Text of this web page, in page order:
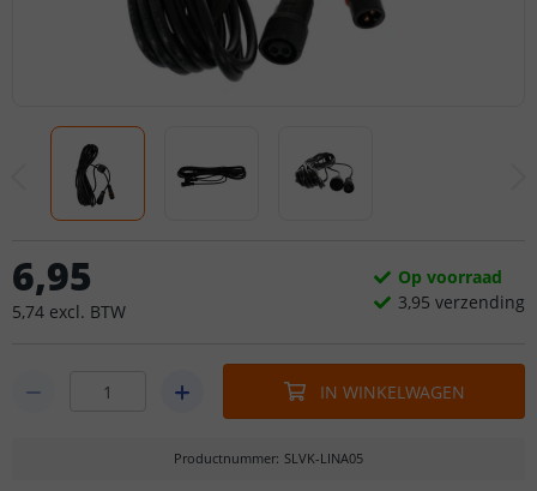
6,95
5,74 excl. BTW
Op voorraad
3,95 verzending
IN WINKELWAGEN
Productnummer: SLVK-LINA05